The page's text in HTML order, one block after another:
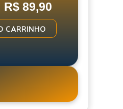
89,90
CARRINHO